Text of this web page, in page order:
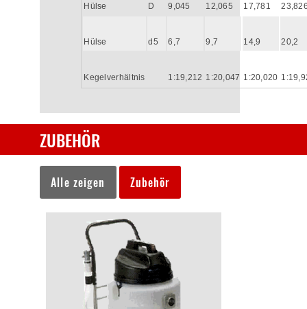
Hülse D 9,045 12,065 17,781
Hülse d5 6,7 9,7 14,9 20,2
Kegelverhältnis 1:19,212 1:20,047 1:20,020
ZUBEHÖR
Alle zeigen Zubehör